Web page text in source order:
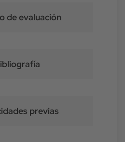
de evaluación
previas